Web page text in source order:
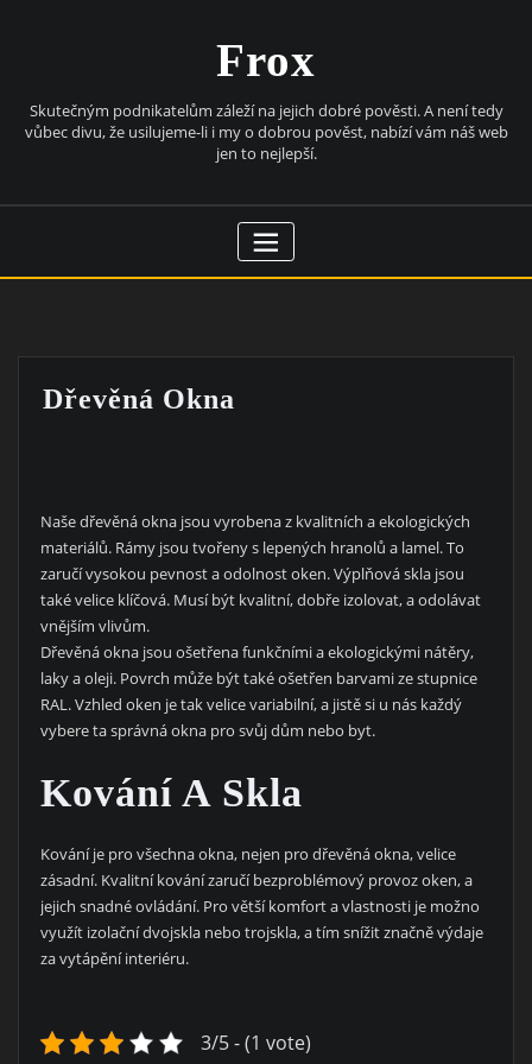
Frox
Skutečným podnikatelům záleží na jejich dobré pověsti. A není tedy
vůbec divu, že usilujeme-li i my o dobrou pověst, nabízí vám náš web
jen to nejlepší.
Dřevěná Okna
Naše dřevěná okna jsou vyrobena z kvalitních a ekologických
materiálů. Rámy jsou tvořeny s lepených hranolů a lamel. To
zaručí vysokou pevnost a odolnost oken. Výplňová skla jsou
také velice klíčová. Musí být kvalitní, dobře izolovat, a odolávat
vnějším vlivům.
Dřevěná oknajsou ošetřena funkčními a ekologickými nátěry,
laky a oleji. Povrch může být také ošetřen barvami ze stupnice
RAL. Vzhled oken je tak velice variabilní, a jistě si u nás každý
vybere ta správná okna pro svůj dům nebo byt.
Kování A Skla
Kování je pro všechna okna, nejen pro dřevěná okna, velice
zásadní. Kvalitní kování zaručí bezproblémový provoz oken, a
jejich snadné ovládání. Pro větší komfort a vlastnosti je možno
využít izolační dvojskla nebo trojskla, a tím snížit značně výdaje
za vytápění interiéru.
3/5 - (1 vote)